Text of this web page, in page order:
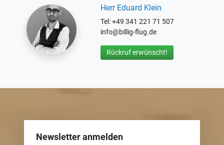
Herr Eduard Klein
Tel: +49 341 221 71 507
info@billig-flug.de
Rückruf erwünscht!
Newsletter anmelden